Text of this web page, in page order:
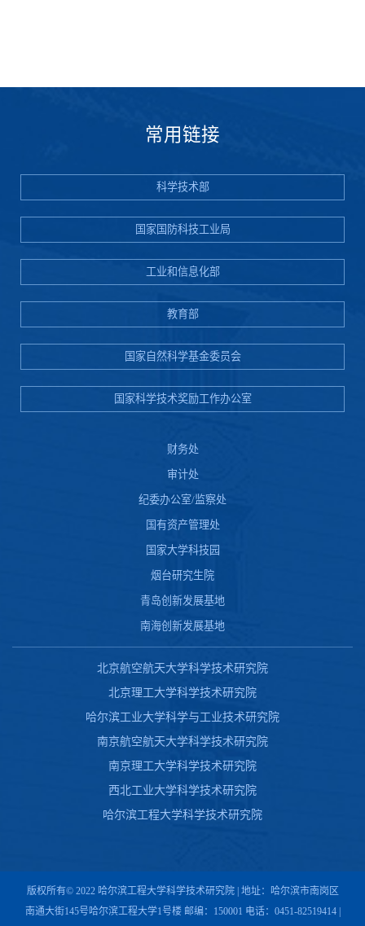
常用链接
科学技术部
国家国防科技工业局
工业和信息化部
教育部
国家自然科学基金委员会
国家科学技术奖励工作办公室
财务处
审计处
纪委办公室/监察处
国有资产管理处
国家大学科技园
烟台研究生院
青岛创新发展基地
南海创新发展基地
北京航空航天大学科学技术研究院
北京理工大学科学技术研究院
哈尔滨工业大学科学与工业技术研究院
南京航空航天大学科学技术研究院
南京理工大学科学技术研究院
西北工业大学科学技术研究院
哈尔滨工程大学科学技术研究院
版权所有© 2022 哈尔滨工程大学科学技术研究院 | 地址：哈尔滨市南岗区
南通大街145号哈尔滨工程大学1号楼 邮编：150001 电话：0451-82519414 |